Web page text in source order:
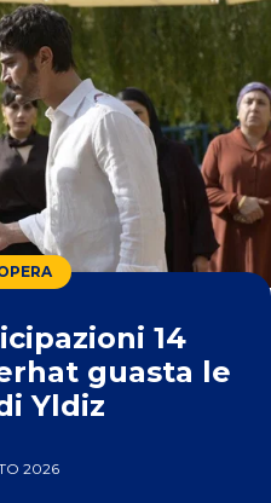
14
guasta le
Yldiz
2026